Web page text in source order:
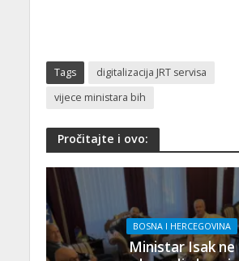
Tags
digitalizacija JRT servisa
vijece ministara bih
Pročitajte i ovo:
BOSNA I HERCEGOVINA
Ministar Isak ne